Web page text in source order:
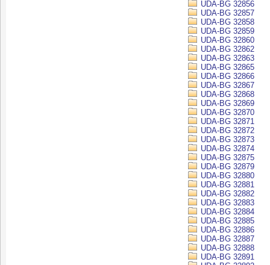
UDA-BG 32856
UDA-BG 32857
UDA-BG 32858
UDA-BG 32859
UDA-BG 32860
UDA-BG 32862
UDA-BG 32863
UDA-BG 32865
UDA-BG 32866
UDA-BG 32867
UDA-BG 32868
UDA-BG 32869
UDA-BG 32870
UDA-BG 32871
UDA-BG 32872
UDA-BG 32873
UDA-BG 32874
UDA-BG 32875
UDA-BG 32879
UDA-BG 32880
UDA-BG 32881
UDA-BG 32882
UDA-BG 32883
UDA-BG 32884
UDA-BG 32885
UDA-BG 32886
UDA-BG 32887
UDA-BG 32888
UDA-BG 32891